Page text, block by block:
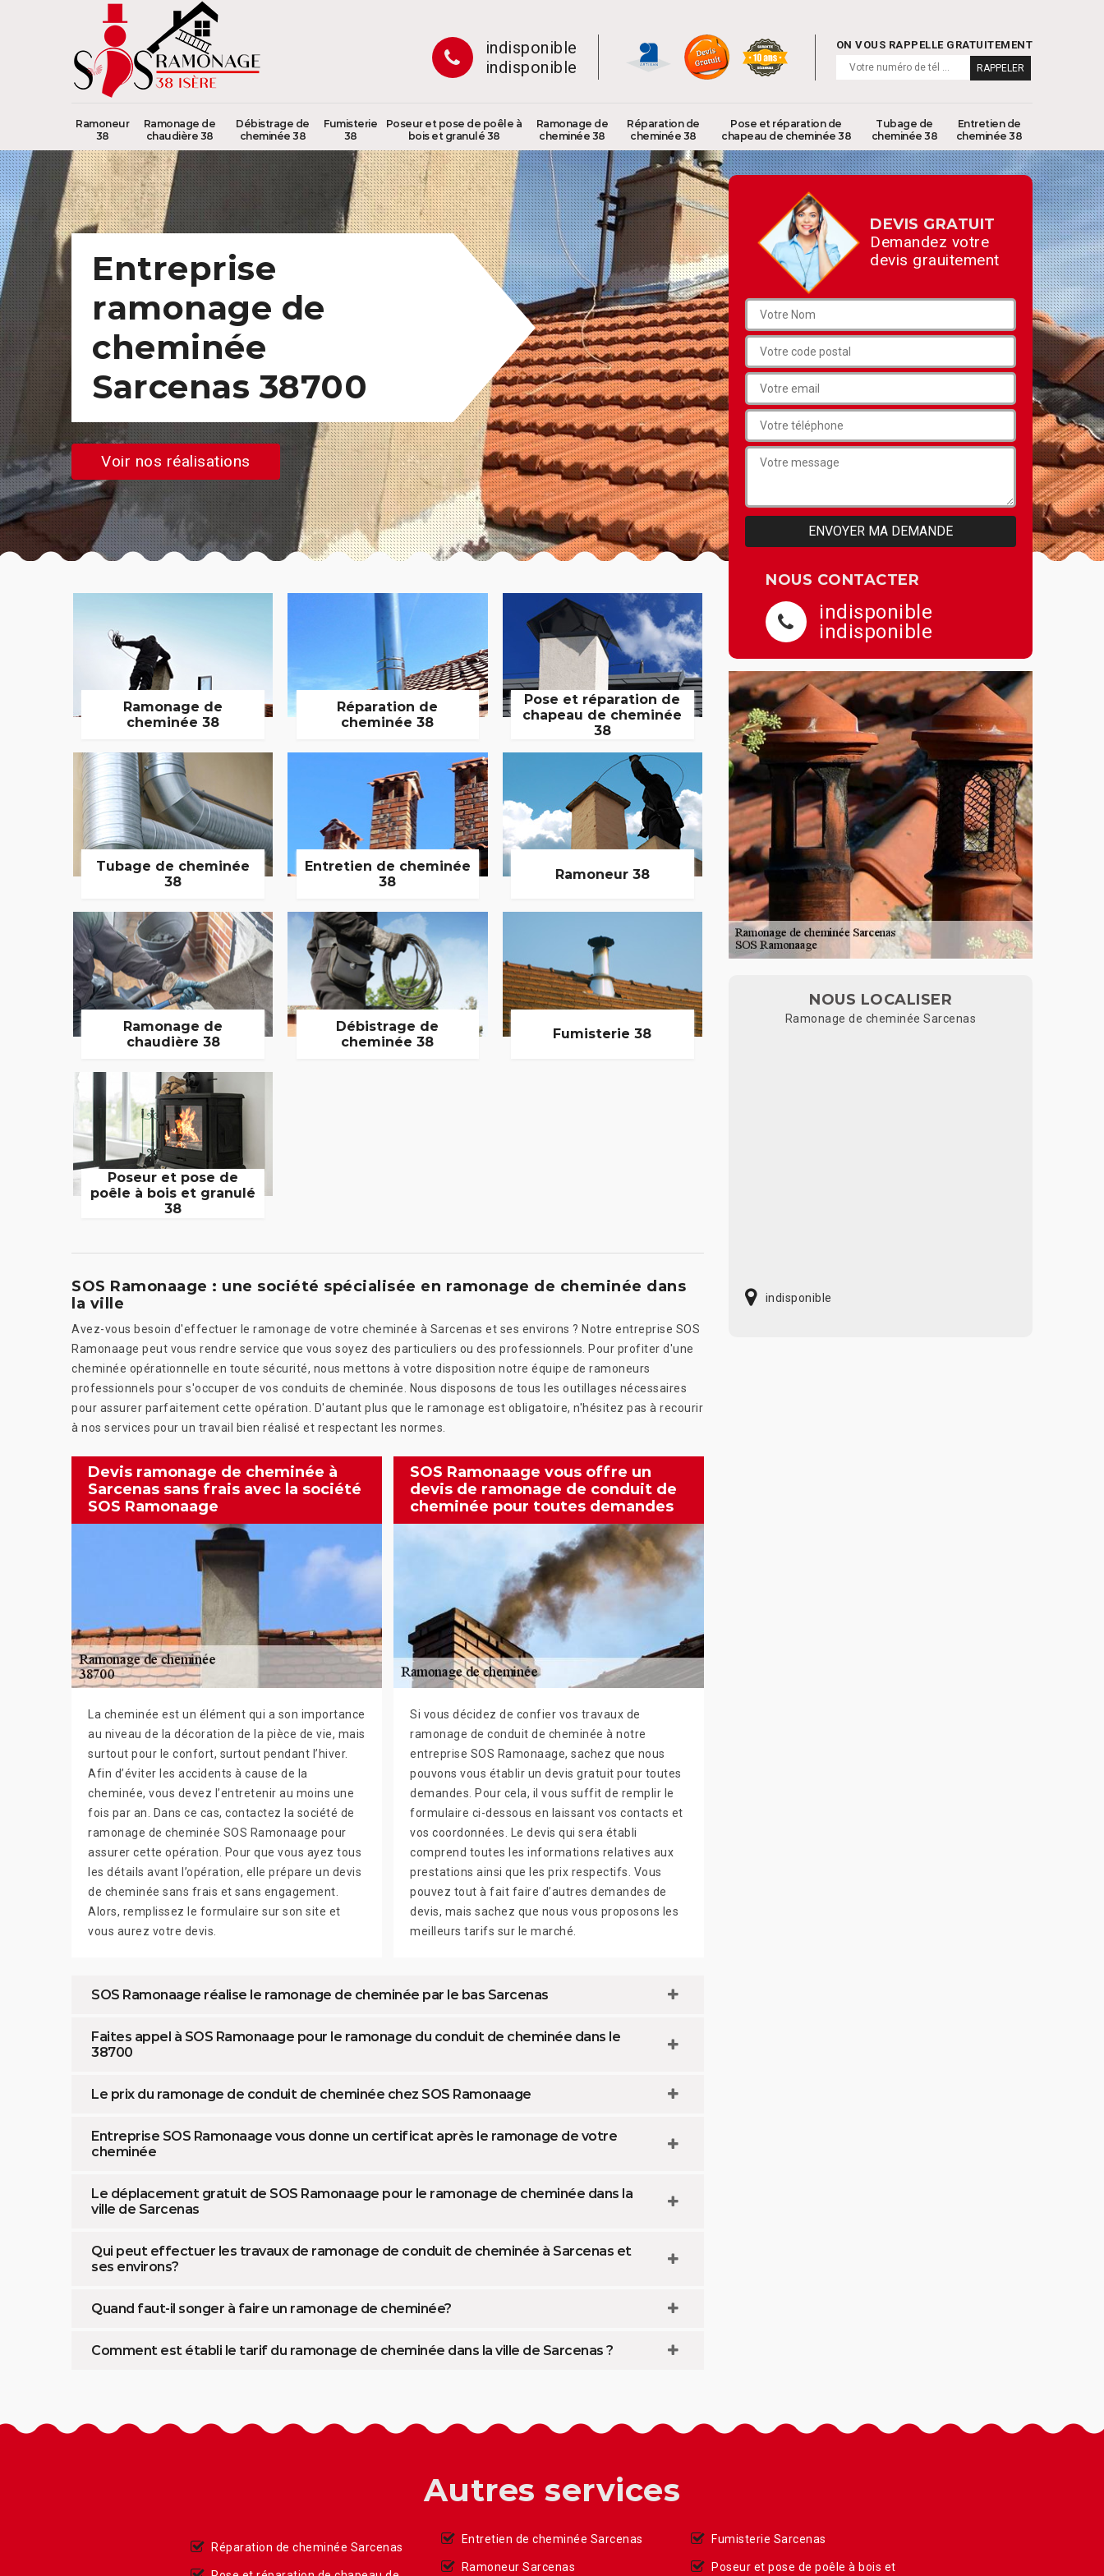
indisponible
indisponible
ON VOUS RAPPELLE GRATUITEMENT
Ramoneur
38
Ramonage de
chaudière 38
Débistrage de
cheminée 38
Fumisterie
38
Poseur et pose de poêle à
bois et granulé 38
Ramonage de
cheminée 38
Réparation de
cheminée 38
Pose et réparation de
chapeau de cheminée 38
Tubage de
cheminée 38
Entretien de
cheminée 38
Entreprise
ramonage de
cheminée
Sarcenas 38700
Voir nos réalisations
Ramonage de
cheminée 38
Réparation de
cheminée 38
Pose et réparation de
chapeau de cheminée
38
Tubage de cheminée
38
Entretien de cheminée
38
Ramoneur 38
Ramonage de
chaudière 38
Débistrage de
cheminée 38
Fumisterie 38
Poseur et pose de
poêle à bois et granulé
38
SOS Ramonaage : une société spécialisée en ramonage de cheminée dans
la ville
Avez-vous besoin d'effectuer le ramonage de votre cheminée à Sarcenas et ses environs ? Notre entreprise SOS
Ramonaage peut vous rendre service que vous soyez des particuliers ou des professionnels. Pour profiter d'une
cheminée opérationnelle en toute sécurité, nous mettons à votre disposition notre équipe de ramoneurs
professionnels pour s'occuper de vos conduits de cheminée. Nous disposons de tous les outillages nécessaires
pour assurer parfaitement cette opération. D'autant plus que le ramonage est obligatoire, n'hésitez pas à recourir
à nos services pour un travail bien réalisé et respectant les normes.
Devis ramonage de cheminée à
Sarcenas sans frais avec la société
SOS Ramonaage
La cheminée est un élément qui a son importance
au niveau de la décoration de la pièce de vie, mais
surtout pour le confort, surtout pendant l’hiver.
Afin d’éviter les accidents à cause de la
cheminée, vous devez l’entretenir au moins une
fois par an. Dans ce cas, contactez la société de
ramonage de cheminée SOS Ramonaage pour
assurer cette opération. Pour que vous ayez tous
les détails avant l’opération, elle prépare un devis
de cheminée sans frais et sans engagement.
Alors, remplissez le formulaire sur son site et
vous aurez votre devis.
SOS Ramonaage vous offre un
devis de ramonage de conduit de
cheminée pour toutes demandes
Si vous décidez de confier vos travaux de
ramonage de conduit de cheminée à notre
entreprise SOS Ramonaage, sachez que nous
pouvons vous établir un devis gratuit pour toutes
demandes. Pour cela, il vous suffit de remplir le
formulaire ci-dessous en laissant vos contacts et
vos coordonnées. Le devis qui sera établi
comprend toutes les informations relatives aux
prestations ainsi que les prix respectifs. Vous
pouvez tout à fait faire d’autres demandes de
devis, mais sachez que nous vous proposons les
meilleurs tarifs sur le marché.
SOS Ramonaage réalise le ramonage de cheminée par le bas Sarcenas
Faites appel à SOS Ramonaage pour le ramonage du conduit de cheminée dans le
38700
Le prix du ramonage de conduit de cheminée chez SOS Ramonaage
Entreprise SOS Ramonaage vous donne un certificat après le ramonage de votre
cheminée
Le déplacement gratuit de SOS Ramonaage pour le ramonage de cheminée dans la
ville de Sarcenas
Qui peut effectuer les travaux de ramonage de conduit de cheminée à Sarcenas et
ses environs?
Quand faut-il songer à faire un ramonage de cheminée?
Comment est établi le tarif du ramonage de cheminée dans la ville de Sarcenas ?
DEVIS GRATUIT
Demandez votre
devis grauitement
NOUS CONTACTER
indisponible
indisponible
NOUS LOCALISER
Ramonage de cheminée Sarcenas
indisponible
Autres services
Réparation de cheminée Sarcenas
Entretien de cheminée Sarcenas
Ramoneur Sarcenas
Fumisterie Sarcenas
Poseur et pose de poêle à bois et